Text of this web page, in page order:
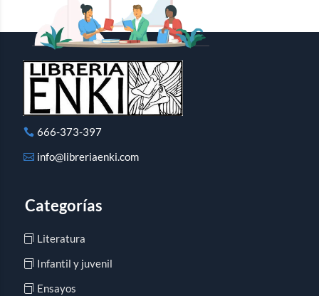
666-373-397
info@libreriaenki.com
Categorías
Literatura
Infantil y juvenil
Ensayos